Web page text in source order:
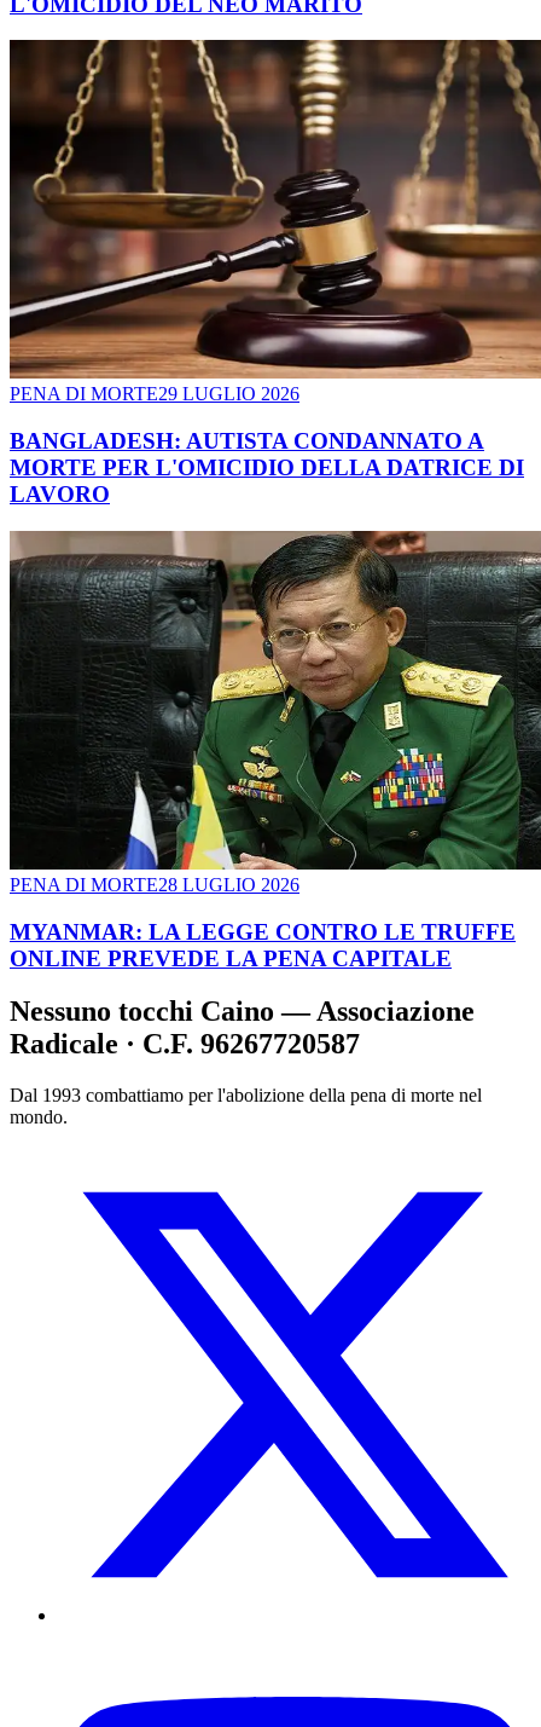
PENA DI MORTE29 LUGLIO 2026
BANGLADESH: AUTISTA CONDANNATO A
MORTE PER L'OMICIDIO DELLA DATRICE DI
LAVORO
PENA DI MORTE28 LUGLIO 2026
MYANMAR: LA LEGGE CONTRO LE TRUFFE
ONLINE PREVEDE LA PENA CAPITALE
Nessuno tocchi Caino — Associazione
Radicale · C.F. 96267720587
Dal 1993 combattiamo per l'abolizione della pena di morte nel
mondo.